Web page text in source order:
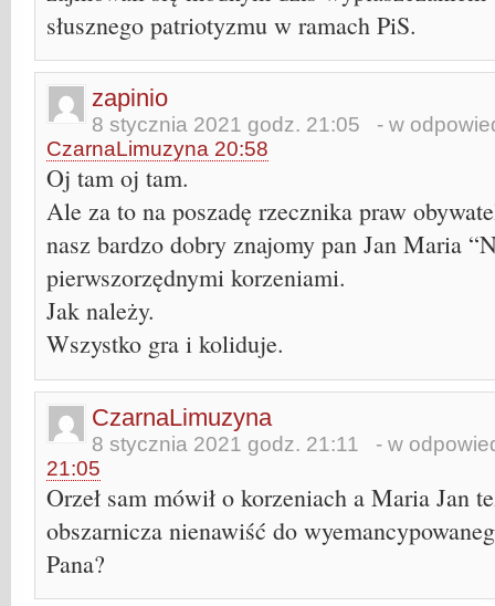
słusznego patriotyzmu w ramach PiS.
zapinio
8 stycznia 2021 godz. 21:05 - w
CzarnaLimuzyna 20:58
Oj tam oj tam.
Ale za to na poszadę rzecznika praw
nasz bardzo dobry znajomy pan Jan Maria
pierwszorzędnymi korzeniami.
Jak należy.
Wszystko gra i koliduje.
CzarnaLimuzyna
8 stycznia 2021 godz. 21:11 - w
21:05
Orzeł sam mówił o korzeniach a Maria Jan
obszarnicza nienawiść do
Pana?